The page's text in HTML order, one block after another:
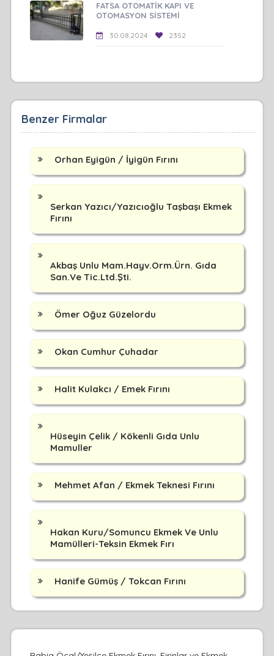
FATSA OTOMATİK KAPI VE
OTOMASYON SİSTEMİ
30.08.2024 2352
Benzer Firmalar
Orhan Eyigün / İyigün Fırını
Serkan Yazıcı/Yazıcıoğlu Taşbaşı Ekmek
Fırını
Akbaş Unlu Mam.Hayv.Orm.Ürn. Gıda
San.Ve Tic.Ltd.Şti.
Ömer Oğuz Güzelordu
Okan Cumhur Çuhadar
Halit Kulakcı / Emek Fırını
Hüseyin Çelik / Kökenli Gıda Unlu
Mamuller
Mehmet Afan / Ekmek Teknesi Fırını
Hakan Kuru/Somuncu Ekmek Ve Unlu
Mamülleri-Teksin Ekmek Fırı
Hanife Gümüş / Tokcan Fırını